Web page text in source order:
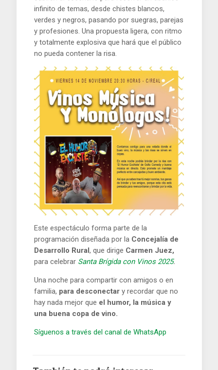
infinito de temas, desde chistes blancos,
verdes y negros, pasando por suegras, parejas
y profesiones. Una propuesta ligera, con ritmo
y totalmente explosiva que hará que el público
no pueda contener la risa.
Este espectáculo forma parte de la
programación diseñada por la Concejalía de
Desarrollo Rural, que dirige Carmen Juez,
para celebrar Santa Brígida con Vinos 2025.
Una noche para compartir con amigos o en
familia, para desconectar y recordar que no
hay nada mejor que el humor, la música y
una buena copa de vino.
Síguenos a través del canal de WhatsApp